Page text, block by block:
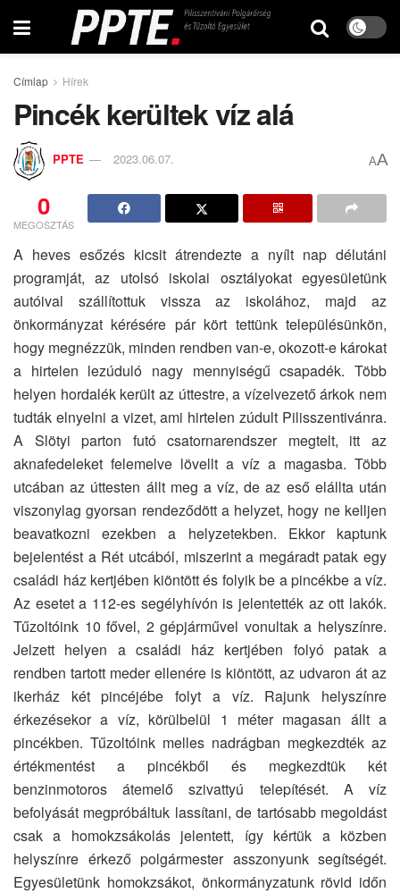
Címlap Hírek
Pincék kerültek víz alá
PPTE 2023.06.07. AA
0
MEGOSZTÁS
A heves esőzés kicsit átrendezte a nyílt nap délutáni
programját, az utolsó iskolai osztályokat egyesületünk
autóival szállítottuk vissza az iskolához, majd az
önkormányzat kérésére pár kört tettünk településünkön,
hogy megnézzük, minden rendben van-e, okozott-e károkat
a hirtelen lezúduló nagy mennyiségű csapadék. Több
helyen hordalék került az úttestre, a vízelvezető árkok nem
tudták elnyelni a vizet, ami hirtelen zúdult Pilisszentivánra.
A Slötyi parton futó csatornarendszer megtelt, itt az
aknafedeleket felemelve lövellt a víz a magasba. Több
utcában az úttesten állt meg a víz, de az eső elállta után
viszonylag gyorsan rendeződött a helyzet, hogy ne kelljen
beavatkozni ezekben a helyzetekben. Ekkor kaptunk
bejelentést a Rét utcából, miszerint a megáradt patak egy
családi ház kertjében kiöntött és folyik be a pincékbe a víz.
Az esetet a 112-es segélyhívón is jelentették az ott lakók.
Tűzoltóink 10 fővel, 2 gépjárművel vonultak a helyszínre.
Jelzett helyen a családi ház kertjében folyó patak a
rendben tartott meder ellenére is kiöntött, az udvaron át az
ikerház két pincéjébe folyt a víz. Rajunk helyszínre
érkezésekor a víz, körülbelül 1 méter magasan állt a
pincékben. Tűzoltóink melles nadrágban megkezdték az
értékmentést a pincékből és megkezdtük két
benzinmotoros átemelő szivattyú telepítését. A víz
befolyását megpróbáltuk lassítani, de tartósabb megoldást
csak a homokzsákolás jelentett, így kértük a közben
helyszínre érkező polgármester asszonyunk segítségét.
Egyesületünk homokzsákot, önkormányzatunk rövid időn